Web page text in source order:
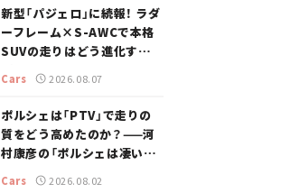
新型「パジェロ」に続報！ ラダ
ーフレーム×S-AWCで本格
SUVの走りはどう進化する？
【新車ニュース】
Cars 2026.08.07
ポルシェは「PTV」で走りの
質をどう高めたのか？——河
村康彦の「ポルシェは凄い！」
Cars 2026.08.02